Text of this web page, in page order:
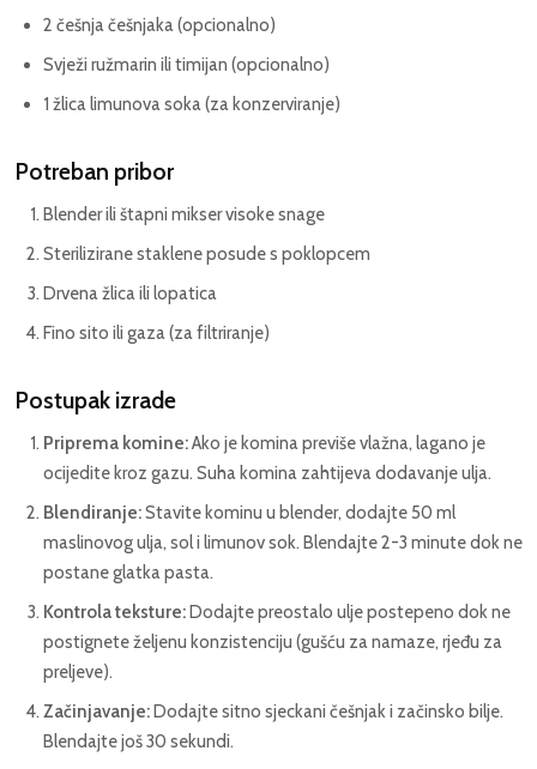
2 češnja češnjaka (opcionalno)
Svježi ružmarin ili timijan (opcionalno)
1 žlica limunova soka (za konzerviranje)
Potreban pribor
Blender ili štapni mikser visoke snage
Sterilizirane staklene posude s poklopcem
Drvena žlica ili lopatica
Fino sito ili gaza (za filtriranje)
Postupak izrade
Priprema komine:Ako je komina previše vlažna, lagano je
ocijedite kroz gazu. Suha komina zahtijeva dodavanje ulja.
Blendiranje:Stavite kominu u blender, dodajte 50 ml
maslinovog ulja, sol i limunov sok. Blendajte 2-3 minute dok ne
postane glatka pasta.
Kontrola teksture: Dodajte preostalo ulje postepeno dok ne
postignete željenu konzistenciju (gušću za namaze, rjeđu za
preljeve).
Začinjavanje: Dodajte sitno sjeckani češnjak i začinsko bilje.
Blendajte još 30 sekundi.